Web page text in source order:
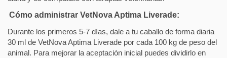
Cómo administrar VetNova Aptima Liverade:
Durante los primeros 5-7 días, dale a tu caballo de forma diaria
30 ml de VetNova Aptima Liverade por cada 100 kg de peso del
animal. Para mejorar la aceptación inicial puedes dividirlo en